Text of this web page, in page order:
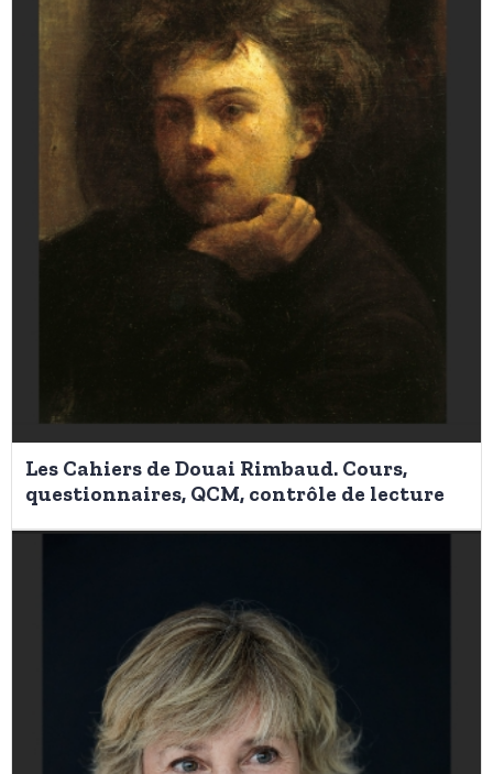
Les Cahiers de Douai Rimbaud. Cours,
questionnaires, QCM, contrôle de lecture